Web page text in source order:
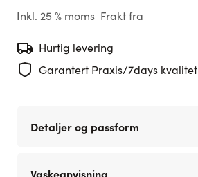
Inkl. 25 % moms Frakt fra
Hurtig levering
Garantert Praxis/7days kvalitet
Detaljer og passform
Vaskeanvisning